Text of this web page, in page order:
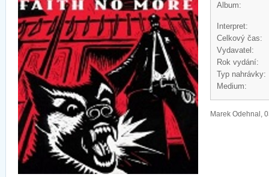
Album:
Interpret:
Celkový čas:
Vydavatel:
Rok vydání:
Typ nahrávky:
Medium:
Marek Odehnal,